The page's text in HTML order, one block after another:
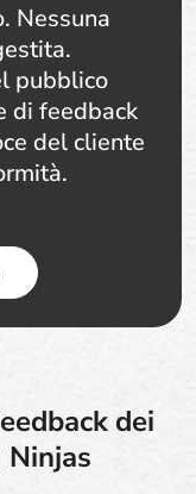
Nessuna
pubblico
di feedback
del cliente
dei